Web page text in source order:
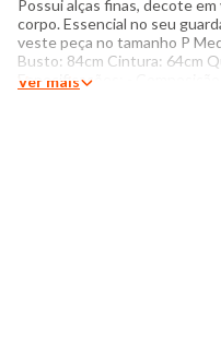
Possui alças finas, decote
corpo. Essencial no seu
veste peça no tamanho P
Busto: 84cm Cintura: 64cm
Especificações: -
Ver mais